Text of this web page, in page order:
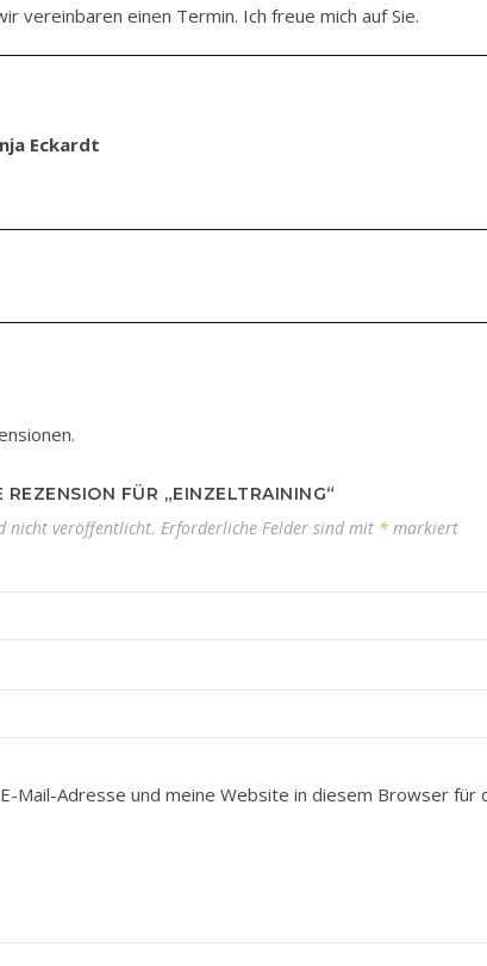
vereinbaren einen Termin. Ich freue mich auf Sie.
Eckardt
REZENSION FÜR „EINZELTRAINING“
nicht veröffentlicht. Erforderliche Felder sind mit * markiert
Mail-Adresse und meine Website in diesem Browser für